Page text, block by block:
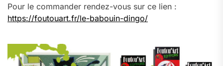
Pour le commander rendez-vous sur ce lien :
https://foutouart.fr/le-babouin-dingo/